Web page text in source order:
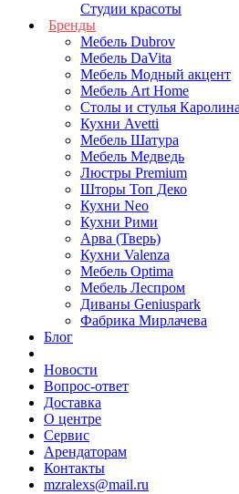
Студии красоты
Бренды
Мебель Dubrov
Мебель DaVita
Мебель Модный акцент
Мебель Art Home
Столы и стулья Каролина
Кухни Avetti
Мебель Шатура
Мебель Медведь
Люстры Premium
Шторы Топ Деко
Кухни Neo
Кухни Рими
Арва (Тверь)
Кухни Valenza
Мебель Optima
Мебель Леспром
Диваны Geniuspark
Фабрика Мирлачева
Блог
Новости
Вопрос-ответ
Доставка
О центре
Сервис
Арендаторам
Контакты
mzralexs@mail.ru